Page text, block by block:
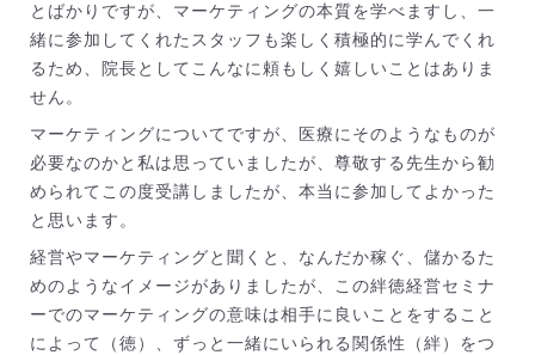
とばかりですが、マーケティングの本質を学べますし、一
緒に参加してくれたスタッフも楽しく積極的に学んでくれ
るため、院長としてこんなに頼もしく嬉しいことはありま
せん。
マーケティングについてですが、医療にそのようなものが
必要なのかと私は思っていましたが、尊敬する先生から勧
められてこの度受講しましたが、本当に参加してよかった
と思います。
経営やマーケティングと聞くと、なんだか稼ぐ、儲かるた
めのようなイメージがありましたが、この絆徳経営セミナ
ーでのマーケティングの意味は相手に良いことをすること
によって（徳）、ずっと一緒にいられる関係性（絆）をつ